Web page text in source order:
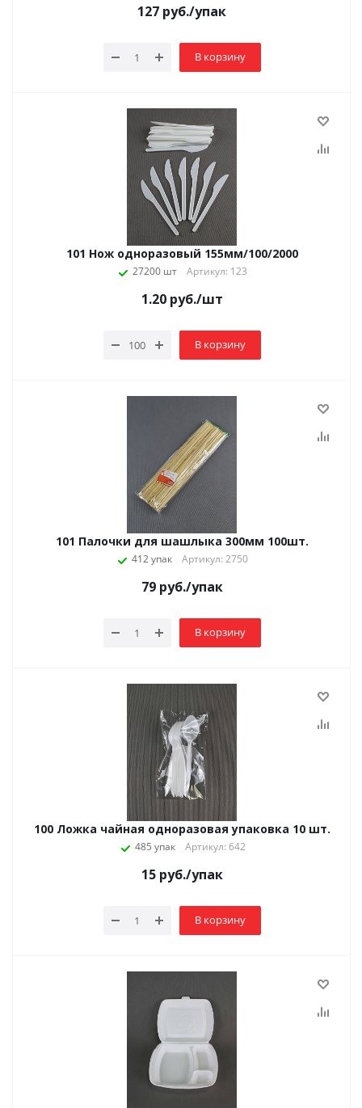
127 руб./упак
В корзину
101 Нож одноразовый 155мм/100/2000
27200 шт Артикул: 123
1.20руб./шт
В корзину
101 Палочки для шашлыка 300мм 100шт.
412 упак Артикул: 2750
79руб./упак
В корзину
100 Ложка чайная одноразовая упаковка 10 шт.
485 упак Артикул: 642
15руб./упак
В корзину